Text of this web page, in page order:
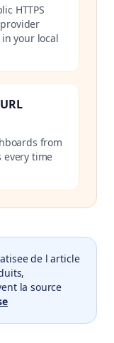
HTTPS
your local
from
every time
de l article
la source